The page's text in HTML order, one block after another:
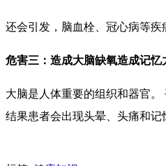
还会引发，脑血栓、冠心病等疾
危害三：造成大脑缺氧造成记忆
大脑是人体重要的组织和器官
结果患者会出现头晕、头痛和记